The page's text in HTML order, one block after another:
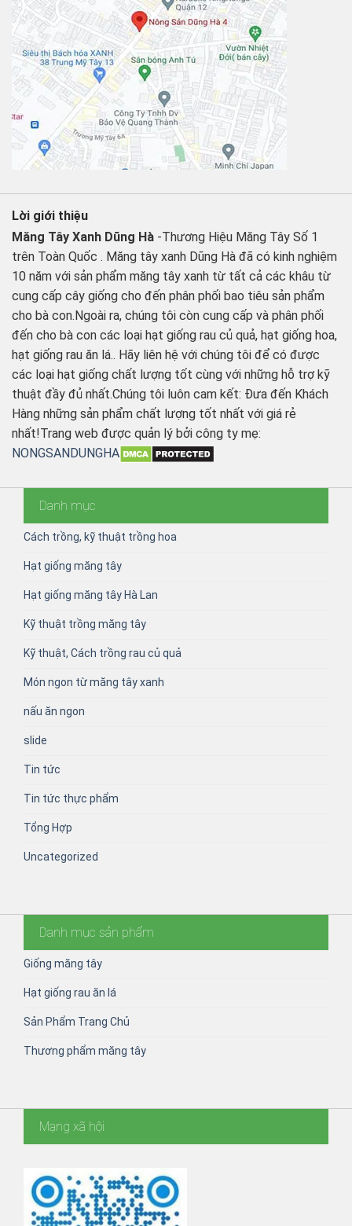
Lời giới thiệu
Măng Tây Xanh Dũng Hà -Thương Hiệu Măng Tây Số 1
trên Toàn Quốc . Măng tây xanh Dũng Hà đã có kinh nghiệm
10 năm với sản phẩm măng tây xanh từ tất cả các khâu từ
cung cấp cây giống cho đến phân phối bao tiêu sản phẩm
cho bà con.Ngoài ra, chúng tôi còn cung cấp và phân phối
đến cho bà con các loại hạt giống rau củ quả, hạt giống hoa,
hạt giống rau ăn lá.. Hãy liên hệ với chúng tôi để có được
các loại hạt giống chất lượng tốt cùng với những hỗ trợ kỹ
thuật đầy đủ nhất.Chúng tôi luôn cam kết: Đưa đến Khách
Hàng những sản phẩm chất lượng tốt nhất với giá rẻ
nhất!Trang web được quản lý bởi công ty mẹ:
NONGSANDUNGHA
Danh mục
Cách trồng, kỹ thuật trồng hoa
Hạt giống măng tây
Hạt giống măng tây Hà Lan
Kỹ thuật trồng măng tây
Kỹ thuật, Cách trồng rau củ quả
Món ngon từ măng tây xanh
nấu ăn ngon
slide
Tin tức
Tin tức thực phẩm
Tổng Hợp
Uncategorized
Danh mục sản phẩm
Giống măng tây
Hạt giống rau ăn lá
Sản Phẩm Trang Chủ
Thương phẩm măng tây
Mạng xã hội